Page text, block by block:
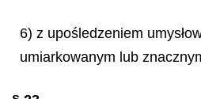
6) z upośledzeniem
umiarkowanym lub